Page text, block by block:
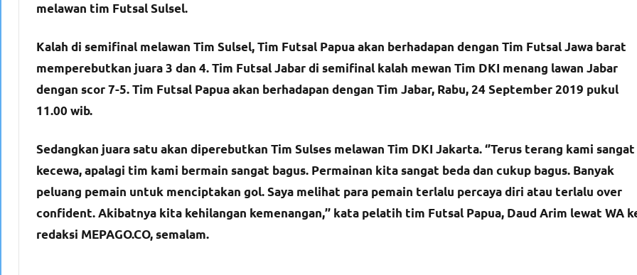
melawan tim Futsal Sulsel.
Kalah di semifinal melawan Tim Sulsel, Tim Futsal Papua akan berhadapan dengan Tim Futsal Jawa barat
memperebutkan juara 3 dan 4. Tim Futsal Jabar di semifinal kalah mewan Tim DKI menang lawan Jabar
dengan scor 7-5. Tim Futsal Papua akan berhadapan dengan Tim Jabar, Rabu, 24 September 2019 pukul
11.00 wib.
Sedangkan juara satu akan diperebutkan Tim Sulses melawan Tim DKI Jakarta. ‘’Terus terang kami sangat
kecewa, apalagi tim kami bermain sangat bagus. Permainan kita sangat beda dan cukup bagus. Banyak
peluang pemain untuk menciptakan gol. Saya melihat para pemain terlalu percaya diri atau terlalu over
confident. Akibatnya kita kehilangan kemenangan,’’ kata pelatih tim Futsal Papua, Daud Arim lewat WA
redaksi MEPAGO.CO, semalam.